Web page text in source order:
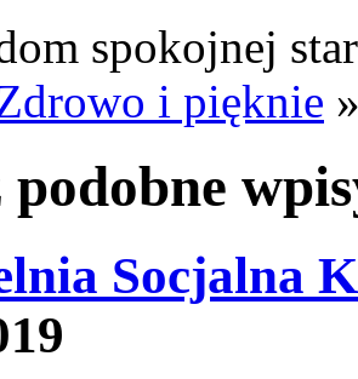
spokojnej
i pięknie
podobne
Socjalna